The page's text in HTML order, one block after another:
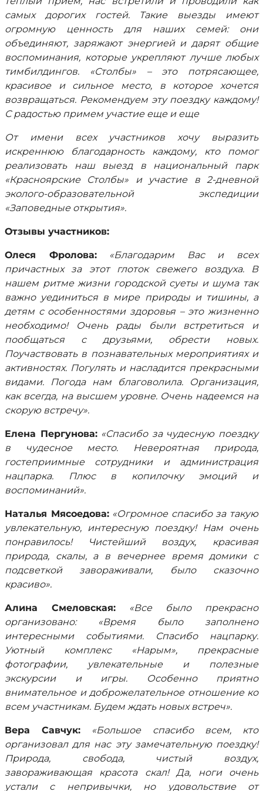
самых дорогих гостей. Такие выезды имеют
огромную ценность для наших семей: они
объединяют, заряжают энергией и дарят общие
воспоминания, которые укрепляют лучше любых
тимбилдингов. «Столбы» – это потрясающее,
красивое и сильное место, в которое хочется
возвращаться. Рекомендуем эту поездку каждому!
С радостью примем участие еще и еще
От имени всех участников хочу выразить
искреннюю благодарность каждому, кто помог
реализовать наш выезд в национальный парк
«Красноярские Столбы» и участие в 2-дневной
эколого-образовательной экспедиции
«Заповедные открытия».
Отзывы участников:
Олеся Фролова:
«Благодарим Вас и всех
причастных за этот глоток свежего воздуха. В
нашем ритме жизни городской суеты и шума так
важно уединиться в мире природы и тишины, а
детям с особенностями здоровья – это жизненно
необходимо! Очень рады были встретиться и
пообщаться с друзьями, обрести новых.
Поучаствовать в познавательных мероприятиях и
активностях. Погулять и насладится прекрасными
видами. Погода нам благоволила. Организация,
как всегда, на высшем уровне. Очень надеемся на
скорую встречу».
Елена Пергунова: «Спасибо за чудесную поездку
в чудесное место. Невероятная природа,
гостеприимные сотрудники и администрация
нацпарка. Плюс в копилочку эмоций и
воспоминаний».
Наталья Мясоедова: «Огромное спасибо за такую
увлекательную, интересную поездку! Нам очень
понравилось! Чистейший воздух, красивая
природа, скалы, а в вечернее время домики с
подсветкой завораживали, было сказочно
красиво».
Алина Смеловская:
«Все было прекрасно
организовано: «Время было заполнено
интересными событиями. Спасибо нацпарку.
Уютный комплекс «Нарым», прекрасные
фотографии, увлекательные и полезные
экскурсии и игры. Особенно приятно
внимательное и доброжелательное отношение ко
всем участникам. Будем ждать новых встреч».
Вера Савчук:
«Большое спасибо всем, кто
организовал для нас эту замечательную поездку!
Природа, свобода, чистый воздух,
завораживающая красота скал! Да, ноги очень
устали с непривычки, но удовольствие от